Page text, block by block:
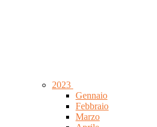
2023
Gennaio
Febbraio
Marzo